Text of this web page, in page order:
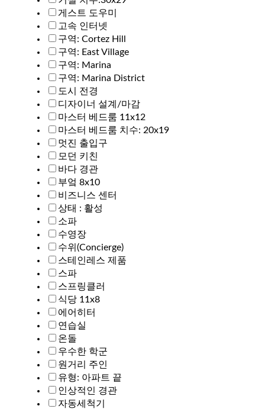
게스트 도우미
고속 인터넷
구역: Cortez Hill
구역: East Village
구역: Marina
구역: Marina District
도시 전경
디자이너 설계/마감
마스터 베드룸 11x12
마스터 베드룸 치수: 20x19
멋진 출입구
모던 키친
바다 경관
부엌 8x10
비즈니스 센터
상태 : 활성
소파
수영장
수위(Concierge)
스테인레스 제품
스파
스프링클러
식당 11x8
에어히터
연습실
온돌
우수한 학군
원거리 주인
유형: 아파트 끝
인상적인 경관
자동세척기